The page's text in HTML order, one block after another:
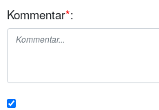
Kommentar*: